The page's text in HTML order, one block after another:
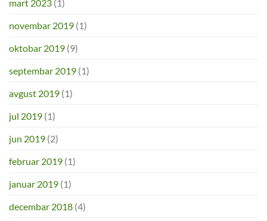
mart 2023 (1)
novembar 2019 (1)
oktobar 2019 (9)
septembar 2019 (1)
avgust 2019 (1)
jul 2019 (1)
jun 2019 (2)
februar 2019 (1)
januar 2019 (1)
decembar 2018 (4)